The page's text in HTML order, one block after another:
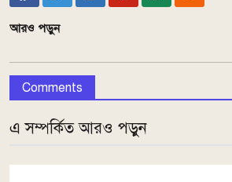
আরও পড়ুন
Comments
এ সম্পর্কিত আরও পড়ুন